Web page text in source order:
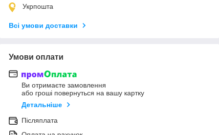
Укрпошта
Всі умови доставки
Умови оплати
Ви отримаєте замовлення
або гроші повернуться на вашу картку
Детальніше
Післяплата